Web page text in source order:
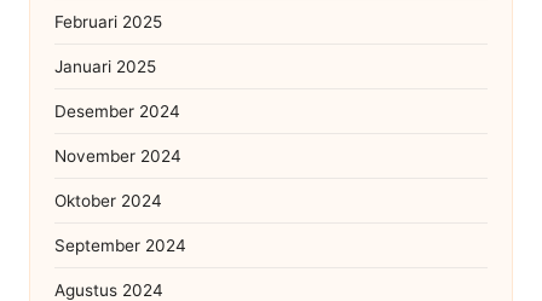
Februari 2025
Januari 2025
Desember 2024
November 2024
Oktober 2024
September 2024
Agustus 2024